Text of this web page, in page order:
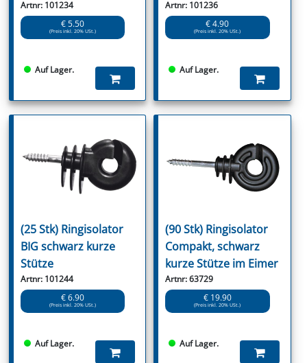
Artnr: 101234
€ 5.50
(Preis inkl. 20% USt.)
Auf Lager.
Artnr: 101236
€ 4.90
(Preis inkl. 20% USt.)
Auf Lager.
(25 Stk) Ringisolator
BIG schwarz kurze
Stütze
Artnr: 101244
€ 6.90
(Preis inkl. 20% USt.)
Auf Lager.
(90 Stk) Ringisolator
Compakt, schwarz
kurze Stütze im Eimer
Artnr: 63729
€ 19.90
(Preis inkl. 20% USt.)
Auf Lager.